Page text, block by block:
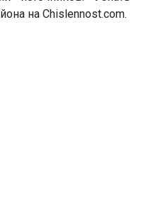
на Chislennost.com.